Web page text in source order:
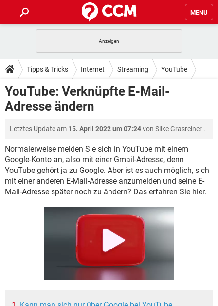
MENU
ANDROID IOS
WINDOWS 10 INSTAGRAM
WHATSAPP
TIPPS & TRICKS
SPIELE
ANDROID IOS
WHATSAPP TIKTOK
FACEBOOK HARDWARE
DOWNLOADS
SPIELE
WHATSAPP TIKTOK
FACEBOOK HARDWARE
FORUM
SPIELE STREAMING
ANDROID IOS
WINDOWS 10 INSTAGRAM
WHATSAPP TIKTOK
FACEBOOK HARDWARE
SPIELE STREAMING
ANDROID IOS
WINDOWS 10 INSTAGRAM
HARDWARE
Tipps & Tricks Internet Streaming YouTube
YouTube: Verknüpfte E-Mail-
Adresse ändern
Letztes Update am 15. April 2022 um 07:24von Silke Grasreiner .
Normalerweise melden Sie sich in YouTube mit einem
Google-Konto an, also mit einer Gmail-Adresse, denn
YouTube gehört ja zu Google. Aber ist es auch möglich, sich
mit einer anderen E-Mail-Adresse anzumelden und seine E-
Mail-Adresse später noch zu ändern? Das erfahren Sie hier.